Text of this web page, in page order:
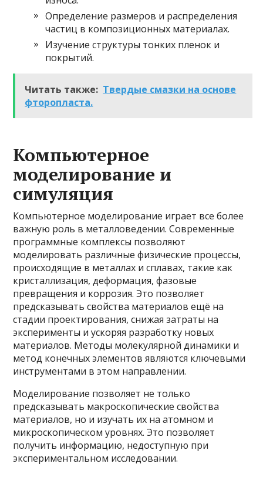
Определение размеров и распределения
частиц в композиционных материалах.
Изучение структуры тонких пленок и
покрытий.
Читать также: Твердые смазки на основе
фторопласта.
Компьютерное
моделирование и
симуляция
Компьютерное моделирование играет все более
важную роль в металловедении. Современные
программные комплексы позволяют
моделировать различные физические процессы,
происходящие в металлах и сплавах, такие как
кристаллизация, деформация, фазовые
превращения и коррозия. Это позволяет
предсказывать свойства материалов ещё на
стадии проектирования, снижая затраты на
эксперименты и ускоряя разработку новых
материалов. Методы молекулярной динамики и
метод конечных элементов являются ключевыми
инструментами в этом направлении.
Моделирование позволяет не только
предсказывать макроскопические свойства
материалов, но и изучать их на атомном и
микроскопическом уровнях. Это позволяет
получить информацию, недоступную при
экспериментальном исследовании.